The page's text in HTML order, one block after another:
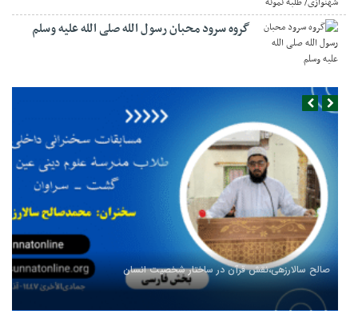
گروه سرود محبان رسول الله صلی الله علیه وسلم
صالح سالارزهی،‌نقش قرآن در ساختار شخصیت انسان